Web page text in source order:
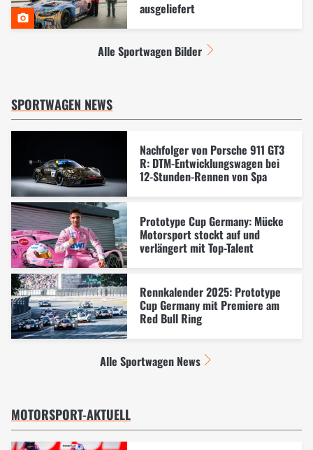
ausgeliefert
Alle Sportwagen Bilder
SPORTWAGEN NEWS
Nachfolger von Porsche 911 GT3
R: DTM-Entwicklungswagen bei
12-Stunden-Rennen von Spa
Prototype Cup Germany: Mücke
Motorsport stockt auf und
verlängert mit Top-Talent
Rennkalender 2025: Prototype
Cup Germany mit Premiere am
Red Bull Ring
Alle Sportwagen News
MOTORSPORT-AKTUELL